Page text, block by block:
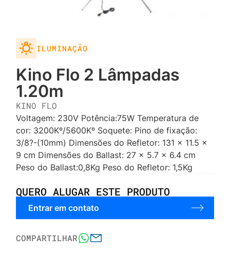
ILUMINAÇÃO
Kino Flo 2 Lâmpadas
1.20m
KINO FLO
Voltagem: 230V Potência:75W Temperatura de
cor: 3200Kº/5600Kº Soquete: Pino de fixação:
3/8?-(10mm) Dimensões do Refletor: 131 x 11.5 x
9 cm Dimensões do Ballast: 27 x 5.7 x 6.4 cm
Peso do Ballast:0,8Kg Peso do Refletor: 1,5Kg
QUERO ALUGAR ESTE PRODUTO
Entrar em contato
COMPARTILHAR